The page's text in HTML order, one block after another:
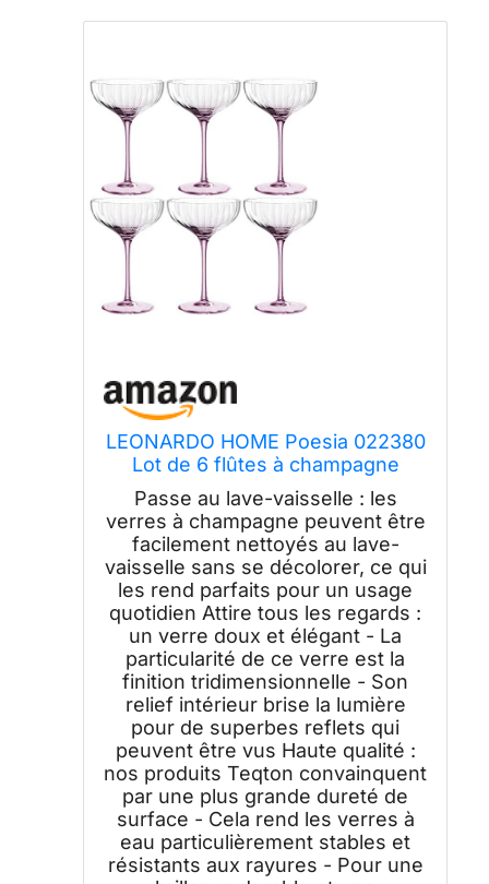
LEONARDO HOME Poesia 022380
Lot de 6 flûtes à champagne
lavables au lave-vaisselle Hauteur
16 cm 260 ml Rose
Passe au lave-vaisselle : les
verres à champagne peuvent être
facilement nettoyés au lave-
vaisselle sans se décolorer, ce qui
les rend parfaits pour un usage
quotidien Attire tous les regards :
un verre doux et élégant - La
particularité de ce verre est la
finition tridimensionnelle - Son
relief intérieur brise la lumière
pour de superbes reflets qui
peuvent être vus Haute qualité :
nos produits Teqton convainquent
par une plus grande dureté de
surface - Cela rend les verres à
eau particulièrement stables et
résistants aux rayures - Pour une